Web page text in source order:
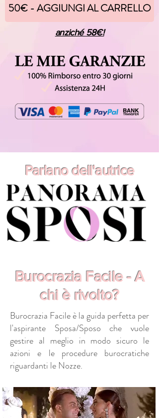
50€ - AGGIUNGI AL CARRELLO
anziché 58€!
Parlano dell'autrice
Burocrazia Facile - A
chi è rivolto?
Burocrazia Facile è la guida perfetta per
l'aspirante Sposa/Sposo che vuole
gestire al meglio in modo sicuro le
azioni e le procedure burocratiche
riguardanti le Nozze.